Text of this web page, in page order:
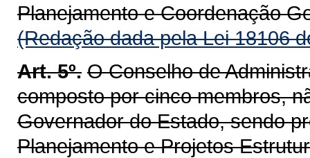
Planejamento e Coordenação
(Redação dada pela Lei 18106
Art. 5º. O Conselho de
composto por cinco membros,
Governador do Estado, sendo
Planejamento e Projetos